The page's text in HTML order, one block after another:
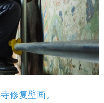
修复壁画。